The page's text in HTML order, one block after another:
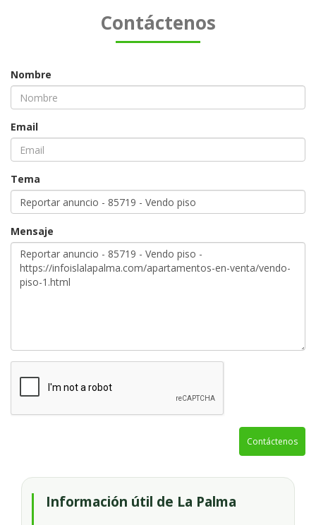
Contáctenos
Nombre
Email
Tema
Mensaje
Contáctenos
Información útil de La Palma